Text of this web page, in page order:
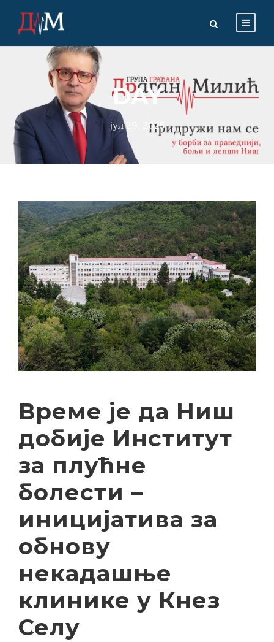
DAY
јул 29, 2025
Време је да Ниш
добије Институт
за плућне
болести –
иницијатива за
обнову
некадашње
клинике у Кнез
Селу